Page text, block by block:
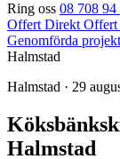
Ring oss 08 708 94
Offert Direkt
Genomförda projekt
Halmstad
Halmstad · 29
Halmstad